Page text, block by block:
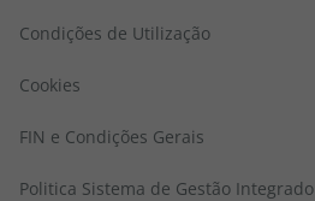
Condições de Utilização
Cookies
FIN e Condições Gerais
Politica Sistema de Gestão Integrado